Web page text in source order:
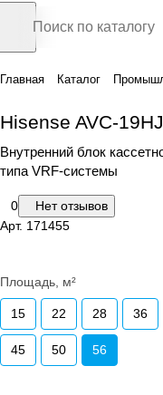
Главная Каталог
Hisense AVC-
Внутренний блок
типа VRF-системы
0
Нет отзывов
Арт. 171455
Площадь, м²
15 22 28 36
45 50 56